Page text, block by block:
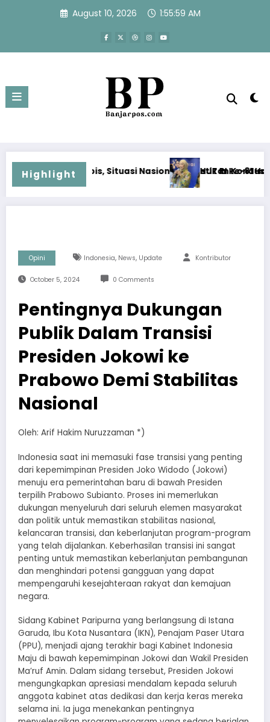
August 10, 2026 1:56:00 AM
Highlight
Nasional Dipastikan Kondusif
HUT RI ke-81 Harus Dirayakan dengan
Opini Indonesia, News, Update Kontributor
October 5, 2024 0 Comments
Pentingnya Dukungan
Publik Dalam Transisi
Presiden Jokowi ke
Prabowo Demi Stabilitas
Nasional
Oleh: Arif Hakim Nuruzzaman *)
Indonesia saat ini memasuki fase transisi yang penting
dari kepemimpinan Presiden Joko Widodo (Jokowi)
menuju era pemerintahan baru di bawah Presiden
terpilih Prabowo Subianto. Proses ini memerlukan
dukungan menyeluruh dari seluruh elemen masyarakat
dan politik untuk memastikan stabilitas nasional,
kelancaran transisi, dan keberlanjutan program-program
yang telah dijalankan. Keberhasilan transisi ini sangat
penting untuk memastikan keberlanjutan pembangunan
dan menghindari potensi gangguan yang dapat
mempengaruhi kesejahteraan rakyat dan kemajuan
negara.
Sidang Kabinet Paripurna yang berlangsung di Istana
Garuda, Ibu Kota Nusantara (IKN), Penajam Paser Utara
(PPU), menjadi ajang terakhir bagi Kabinet Indonesia
Maju di bawah kepemimpinan Jokowi dan Wakil Presiden
Ma’ruf Amin. Dalam sidang tersebut, Presiden Jokowi
mengungkapkan apresiasi mendalam kepada seluruh
anggota kabinet atas dedikasi dan kerja keras mereka
selama ini. Ia juga menekankan pentingnya